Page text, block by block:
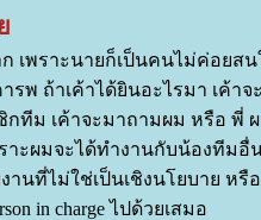
เพราะนายก็เป็นคนไม่ค่อยส
พ ถ้าเค้าได้ยินอะไรมา เค้าจ
กทีม เค้าจะมาถามผม หรือ พี่
ราะผมจะได้ทำงานกับน้องทีม
นที่ไม่ใช่เป็นเชิงนโยบาย หรือ
in charge ไปด้วยเสมอ